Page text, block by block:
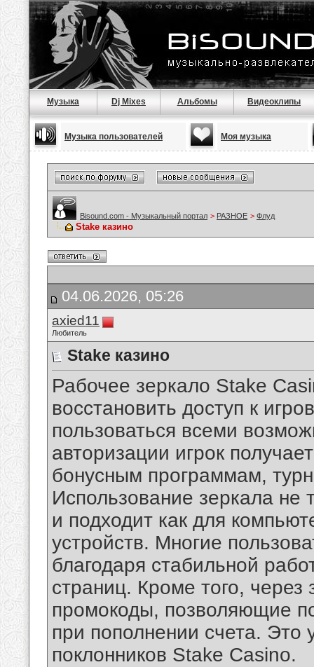
Музыка Dj Mixes Альбомы Видеоклипы
Музыка пользователей Моя музыка
Bisound.com - Музыкальный портал > РАЗНОЕ > Флуд
Stake казино
04.06.2026, 05:26
axied11
Любитель
Stake казино
Рабочее зеркало Stake
восстановить доступ к
пользоваться всеми
авторизации игрок
бонусным программам,
Использование зеркала не
и подходит как для
устройств. Многие
благодаря стабильной
страниц. Кроме того, через
промокоды, позволяющие
при пополнении счета.
поклонников Stake Casino.